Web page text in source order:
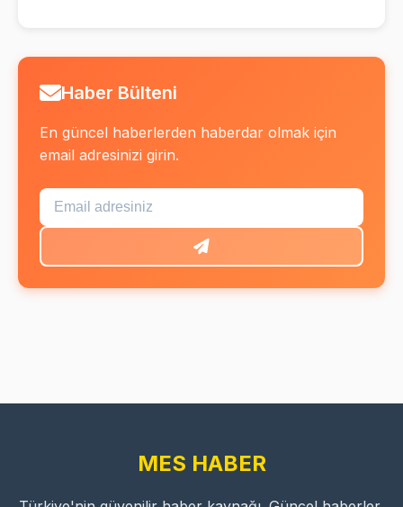
Haber Bülteni
En güncel haberlerden haberdar olmak için
email adresinizi girin.
MES HABER